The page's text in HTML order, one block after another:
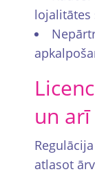
lojalitātes
un
atlasot